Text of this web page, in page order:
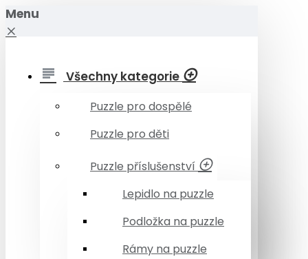
Menu
Všechny kategorie
Puzzle pro dospělé
Puzzle pro děti
Puzzle příslušenství
Lepidlo na puzzle
Podložka na puzzle
Rámy na puzzle